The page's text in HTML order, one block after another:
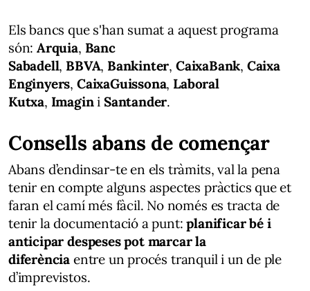
Els bancs que s'han sumat a aquest programa
són:Arquia, Banc
Sabadell, BBVA, Bankinter, CaixaBank, Caixa
Enginyers, CaixaGuissona, Laboral
Kutxa, Imagini Santander.
Consells abans de començar
Abans d’endinsar-te en els tràmits, val la pena
tenir en compte alguns aspectes pràctics que et
faran el camí més fàcil. No només es tracta de
tenir la documentació a punt:planificar bé i
anticipar despeses pot marcar la
diferència entre un procés tranquil i un de ple
d’imprevistos.